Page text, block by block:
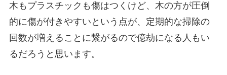
木もプラスチックも傷はつくけど、木の方が圧倒
的に傷が付きやすいという点が、定期的な掃除の
回数が増えることに繋がるので億劫になる人もい
るだろうと思います。